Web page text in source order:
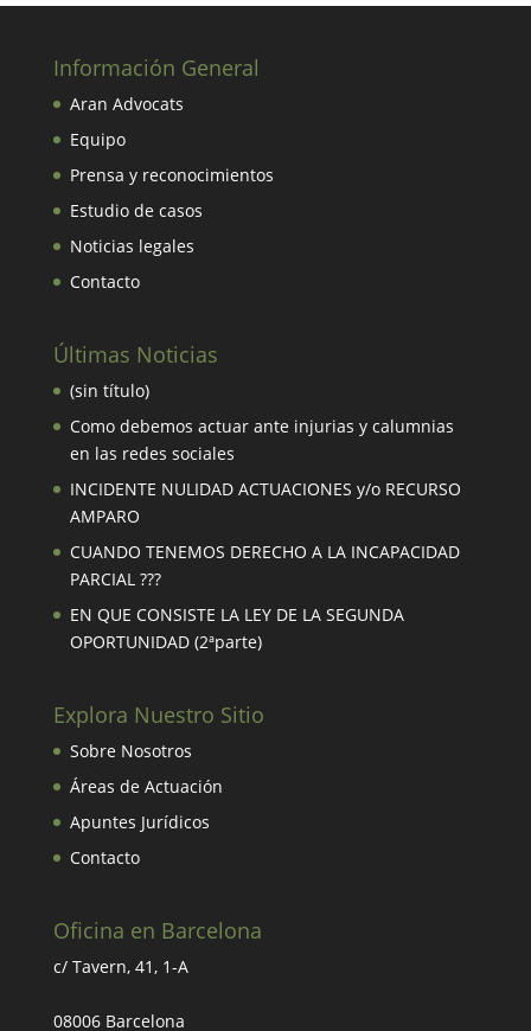
Información General
Aran Advocats
Equipo
Prensa y reconocimientos
Estudio de casos
Noticias legales
Contacto
Últimas Noticias
(sin título)
Como debemos actuar ante injurias y calumnias
en las redes sociales
INCIDENTE NULIDAD ACTUACIONES y/o RECURSO
AMPARO
CUANDO TENEMOS DERECHO A LA INCAPACIDAD
PARCIAL ???
EN QUE CONSISTE LA LEY DE LA SEGUNDA
OPORTUNIDAD (2ªparte)
Explora Nuestro Sitio
Sobre Nosotros
Áreas de Actuación
Apuntes Jurídicos
Contacto
Oficina en Barcelona
c/ Tavern, 41, 1-A
08006 Barcelona